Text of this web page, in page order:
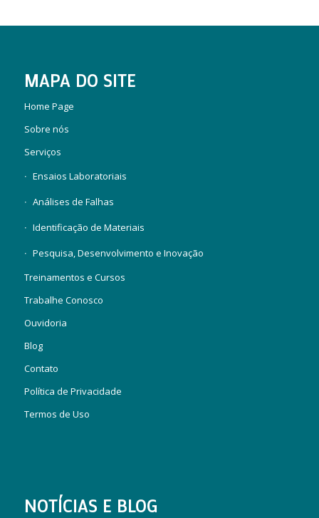
MAPA DO SITE
Home Page
Sobre nós
Serviços
Ensaios Laboratoriais
Análises de Falhas
Identificação de Materiais
Pesquisa, Desenvolvimento e Inovação
Treinamentos e Cursos
Trabalhe Conosco
Ouvidoria
Blog
Contato
Política de Privacidade
Termos de Uso
NOTÍCIAS E BLOG